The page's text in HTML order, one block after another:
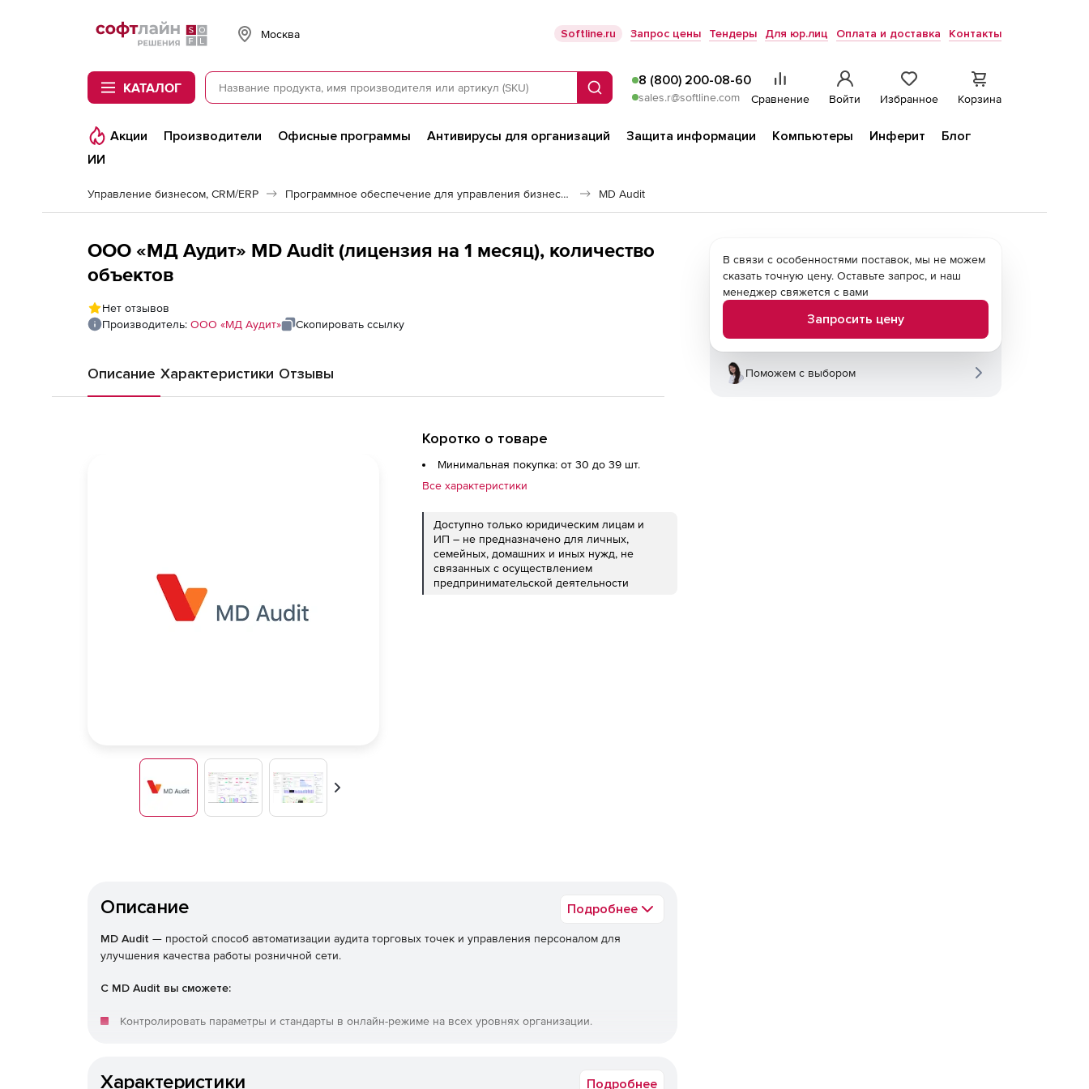
Softline
Москва Softline.ru Запрос цены Тендеры Для юр.лиц Оплата и доставка Контакты
КАТАЛОГ Поиск
8 (800) 200-08-60
sales.r@softline.com Сравнение Войти Избранное Корзина
Акции Производители Офисные программы Антивирусы для организаций Защита информации Компьютеры Инферит
Блог
ИИ
Управление бизнесом, CRM/ERP Программное обеспечение для управления бизнесом MD Audit
ООО «МД Аудит» MD Audit (лицензия на 1 месяц), количество
объектов
Нет отзывов
Производитель: ООО «МД Аудит» Скопировать ссылку
Описание Характеристики Отзывы
Вперед
Коротко о товаре
Минимальная покупка: от 30 до 39 шт.
Все характеристики
Доступно только юридическим лицам и
ИП – не предназначено для личных,
семейных, домашних и иных нужд, не
связанных с осуществлением
предпринимательской деятельности
Описание Подробнее
MD Audit — простой способ автоматизации аудита торговых точек и управления персоналом для
улучшения качества работы розничной сети.
С MD Audit вы сможете:
Контролировать параметры и стандарты в онлайн-режиме на всех уровнях организации.
Характеристики Подробнее
В связи с особенностями поставок, мы не можем
сказать точную цену. Оставьте запрос, и наш
менеджер свяжется с вами
Запросить цену
Поможем с выбором